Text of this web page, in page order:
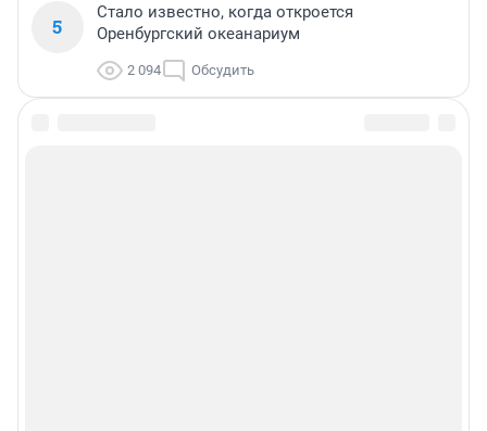
5
Стало известно, когда откроется
Оренбургский океанариум
2 094 Обсудить